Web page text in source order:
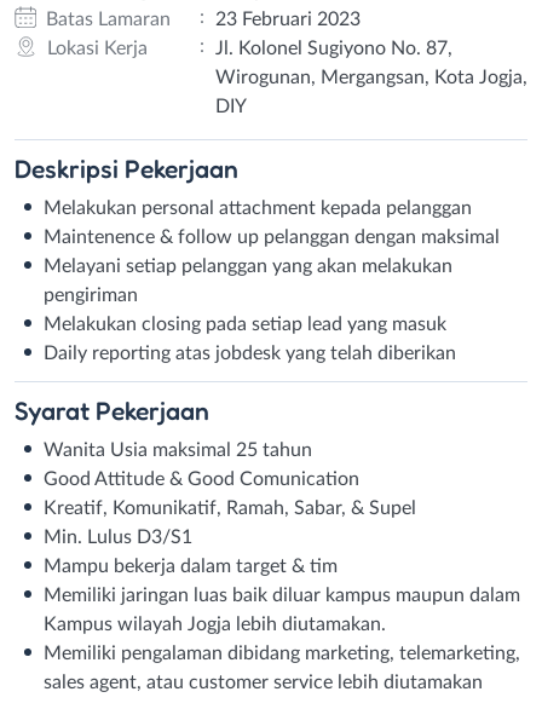
Batas Lamaran
:
23 Februari 2023
Lokasi Kerja
:
Jl. Kolonel Sugiyono No. 87,
Wirogunan, Mergangsan, Kota Jogja,
DIY
Deskripsi Pekerjaan
Melakukan personal attachment kepada pelanggan
Maintenence & follow up pelanggan dengan maksimal
Melayani setiap pelanggan yang akan melakukan
pengiriman
Melakukan closing pada setiap lead yang masuk
Daily reporting atas jobdesk yang telah diberikan
Syarat Pekerjaan
Wanita Usia maksimal 25 tahun
Good Attitude & Good Comunication
Kreatif, Komunikatif, Ramah, Sabar, & Supel
Min. Lulus D3/S1
Mampu bekerja dalam target & tim
Memiliki jaringan luas baik diluar kampus maupun dalam
Kampus wilayah Jogja lebih diutamakan.
Memiliki pengalaman dibidang marketing, telemarketing,
sales agent, atau customer service lebih diutamakan